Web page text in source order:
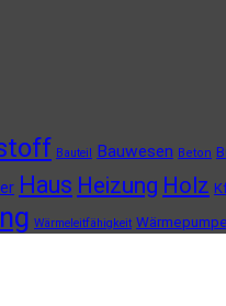
Bauteil Bauwesen Beton
Haus Heizung Holz
Wärmeleitfähigkeit Wärmepumpe